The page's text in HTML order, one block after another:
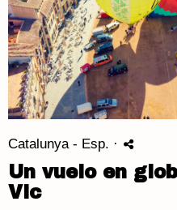
Catalunya - Esp. ·
Un vuelo en
Vic